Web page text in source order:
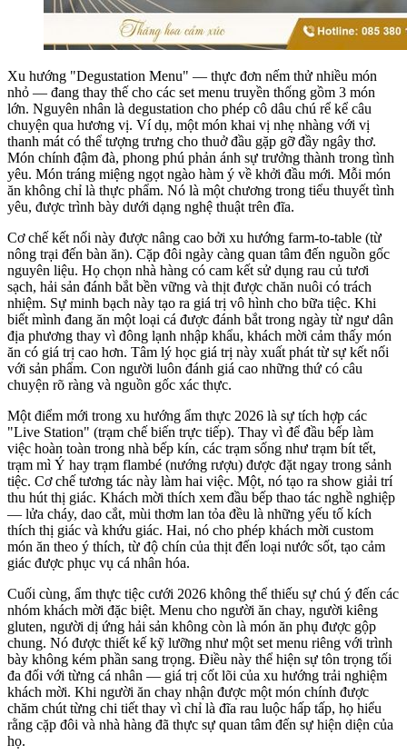
Xu hướng "Degustation Menu" — thực đơn nếm thử nhiều món
nhỏ — đang thay thế cho các set menu truyền thống gồm 3 món
lớn. Nguyên nhân là degustation cho phép cô dâu chú rể kể câu
chuyện qua hương vị. Ví dụ, một món khai vị nhẹ nhàng với vị
thanh mát có thể tượng trưng cho thuở đầu gặp gỡ đầy ngây thơ.
Món chính đậm đà, phong phú phản ánh sự trưởng thành trong tình
yêu. Món tráng miệng ngọt ngào hàm ý về khởi đầu mới. Mỗi món
ăn không chỉ là thực phẩm. Nó là một chương trong tiểu thuyết tình
yêu, được trình bày dưới dạng nghệ thuật trên đĩa.
Cơ chế kết nối này được nâng cao bởi xu hướng farm-to-table (từ
nông trại đến bàn ăn). Cặp đôi ngày càng quan tâm đến nguồn gốc
nguyên liệu. Họ chọn nhà hàng có cam kết sử dụng rau củ tươi
sạch, hải sản đánh bắt bền vững và thịt được chăn nuôi có trách
nhiệm. Sự minh bạch này tạo ra giá trị vô hình cho bữa tiệc. Khi
biết mình đang ăn một loại cá được đánh bắt trong ngày từ ngư dân
địa phương thay vì đông lạnh nhập khẩu, khách mời cảm thấy món
ăn có giá trị cao hơn. Tâm lý học giá trị này xuất phát từ sự kết nối
với sản phẩm. Con người luôn đánh giá cao những thứ có câu
chuyện rõ ràng và nguồn gốc xác thực.
Một điểm mới trong xu hướng ẩm thực 2026 là sự tích hợp các
"Live Station" (trạm chế biến trực tiếp). Thay vì để đầu bếp làm
việc hoàn toàn trong nhà bếp kín, các trạm sống như trạm bít tết,
trạm mì Ý hay trạm flambé (nướng rượu) được đặt ngay trong sảnh
tiệc. Cơ chế tương tác này làm hai việc. Một, nó tạo ra show giải trí
thu hút thị giác. Khách mời thích xem đầu bếp thao tác nghề nghiệp
— lửa cháy, dao cắt, mùi thơm lan tỏa đều là những yếu tố kích
thích thị giác và khứu giác. Hai, nó cho phép khách mời custom
món ăn theo ý thích, từ độ chín của thịt đến loại nước sốt, tạo cảm
giác được phục vụ cá nhân hóa.
Cuối cùng, ẩm thực tiệc cưới 2026 không thể thiếu sự chú ý đến các
nhóm khách mời đặc biệt. Menu cho người ăn chay, người kiêng
gluten, người dị ứng hải sản không còn là món ăn phụ được gộp
chung. Nó được thiết kế kỹ lưỡng như một set menu riêng với trình
bày không kém phần sang trọng. Điều này thể hiện sự tôn trọng tối
đa đối với từng cá nhân — giá trị cốt lõi của xu hướng trải nghiệm
khách mời. Khi người ăn chay nhận được một món chính được
chăm chút từng chi tiết thay vì chỉ là đĩa rau luộc hấp tấp, họ hiểu
rằng cặp đôi và nhà hàng đã thực sự quan tâm đến sự hiện diện của
họ.